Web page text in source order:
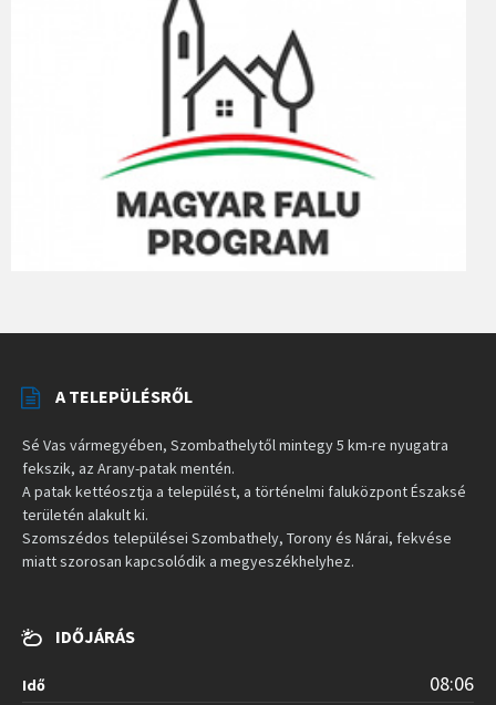
A TELEPÜLÉSRŐL
Sé Vas vármegyében, Szombathelytől mintegy 5 km-re nyugatra
fekszik, az Arany-patak mentén.
A patak kettéosztja a települést, a történelmi faluközpont Északsé
területén alakult ki.
Szomszédos települései Szombathely, Torony és Nárai, fekvése
miatt szorosan kapcsolódik a megyeszékhelyhez.
IDŐJÁRÁS
Idő 08:06